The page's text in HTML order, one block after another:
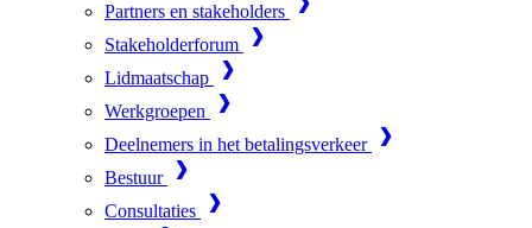
Partners en stakeholders
Stakeholderforum
Lidmaatschap
Werkgroepen
Deelnemers in het betalingsverkeer
Bestuur
Consultaties